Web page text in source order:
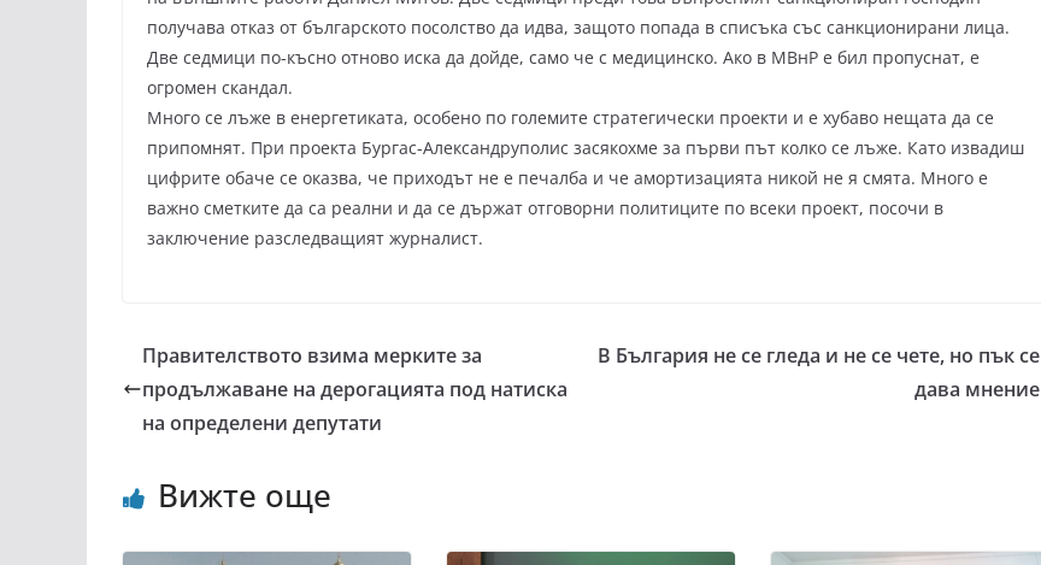
получава отказ от българското посолство да идва, защото попада в списъка със санкционирани лица.
Две седмици по-късно отново иска да дойде, само че с медицинско. Ако в МВнР е бил пропуснат, е
огромен скандал.
Много се лъже в енергетиката, особено по големите стратегически проекти и е хубаво нещата да се
припомнят. При проекта Бургас-Александруполис засякохме за първи път колко се лъже. Като извадиш
цифрите обаче се оказва, че приходът не е печалба и че амортизацията никой не я смята. Много е
важно сметките да са реални и да се държат отговорни политиците по всеки проект, посочи в
заключение разследващият журналист.
Правителството взима мерките за
продължаване на дерогацията под натиска
на определени депутати
В България не се гледа и не се чете, но пък се
дава мнение
Вижте още